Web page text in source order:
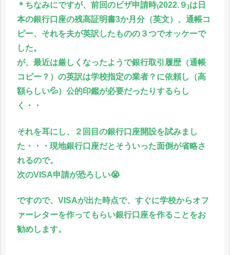
＊ちなみにですが、前回のビザ申請時₍2022.９₎は日
本の銀行口座の残高証明書3か月分（英文）、通帳コ
ピー、それを夫が英訳したものの３つでオッケーで
した。
が、最近は厳しくなったようで銀行取引履歴（通帳
コピー？）の英訳は学校指定の業者？に依頼し（高
額らしい💦）公的印鑑が必要だったりするらし
く・・
それを耳にし、２回目の銀行口座開設を試みまし
た・・・現地銀行口座だとそういった面倒が省略さ
れるので。
次のVISA申請が恐ろしい😭
ですので、VISAが出た時点で、すぐに学校からオフ
ァーレターを作ってもらい銀行口座を作ることをお
勧めします。